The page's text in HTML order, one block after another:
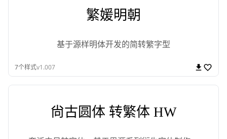
繁媛明朝
基于源样明体开发的简转繁字型
7个样式v1.007
尙古圆体 转繁体 HW